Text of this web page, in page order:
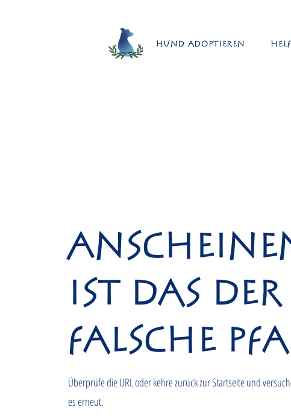
Hund adoptieren
ist das der
falsche
Überprüfe die URL oder kehre zurück zur Startseite und
es erneut.